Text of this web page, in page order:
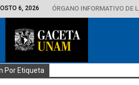
6, 2026 ÓRGANO INFORMATIVO DE
Por Etiqueta